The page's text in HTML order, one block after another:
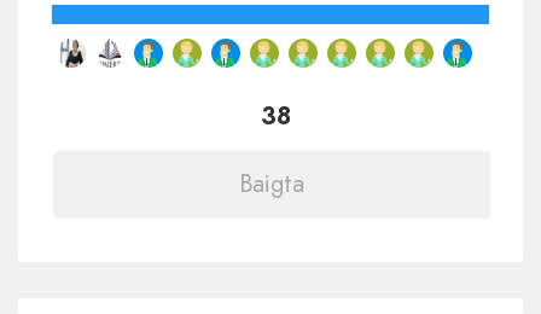
38
Baigta